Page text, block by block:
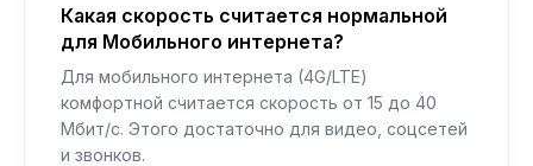
Какая скорость считается нормальной
для Мобильного интернета?
Для мобильного интернета (4G/LTE)
комфортной считается скорость от 15 до 40
Мбит/с. Этого достаточно для видео, соцсетей
и звонков.